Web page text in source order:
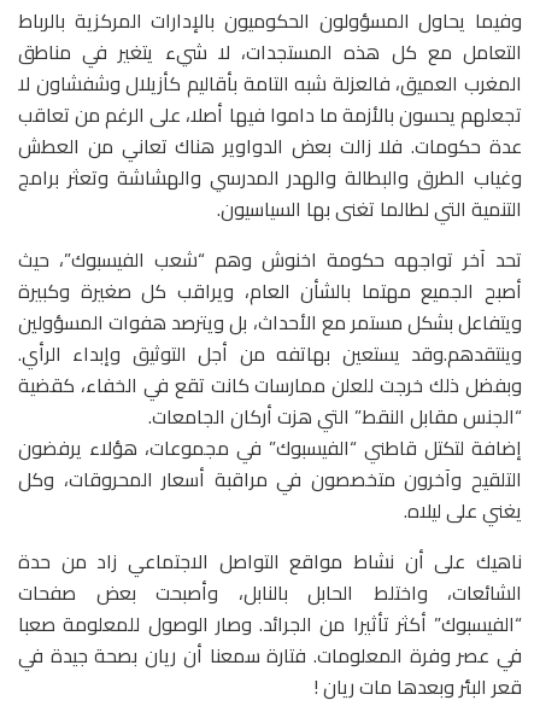
وفيما يحاول المسؤولون الحكوميون بالإدارات المركزية بالرباط
التعامل مع كل هذه المستجدات، لا شيء يتغير في مناطق
المغرب العميق، فالعزلة شبه التامة بأقاليم كأزيلال وشفشاون لا
تجعلهم يحسون بالأزمة ما داموا فيها أصلا، على الرغم من تعاقب
عدة حكومات. فلا زالت بعض الدواوير هناك تعاني من العطش
وغياب الطرق والبطالة والهدر المدرسي والهشاشة وتعثر برامج
التنمية التي لطالما تغنى بها السياسيون.
تحد آخر تواجهه حكومة اخنوش وهم “شعب الفيسبوك”، حيث
أصبح الجميع مهتما بالشأن العام، ويراقب كل صغيرة وكبيرة
ويتفاعل بشكل مستمر مع الأحداث، بل ويترصد هفوات المسؤولين
وينتقدهم.وقد يستعين بهاتفه من أجل التوثيق وإبداء الرأي.
وبفضل ذلك خرجت للعلن ممارسات كانت تقع في الخفاء، كقضية
“الجنس مقابل النقط” التي هزت أركان الجامعات.
إضافة لتكتل قاطني “الفيسبوك” في مجموعات، هؤلاء يرفضون
التلقيح وآخرون متخصصون في مراقبة أسعار المحروقات، وكل
يغني على ليلاه.
ناهيك على أن نشاط مواقع التواصل الاجتماعي زاد من حدة
الشائعات، واختلط الحابل بالنابل، وأصبحت بعض صفحات
“الفيسبوك” أكثر تأثيرا من الجرائد. وصار الوصول للمعلومة صعبا
في عصر وفرة المعلومات. فتارة سمعنا أن ريان بصحة جيدة في
قعر البئر وبعدها مات ريان !